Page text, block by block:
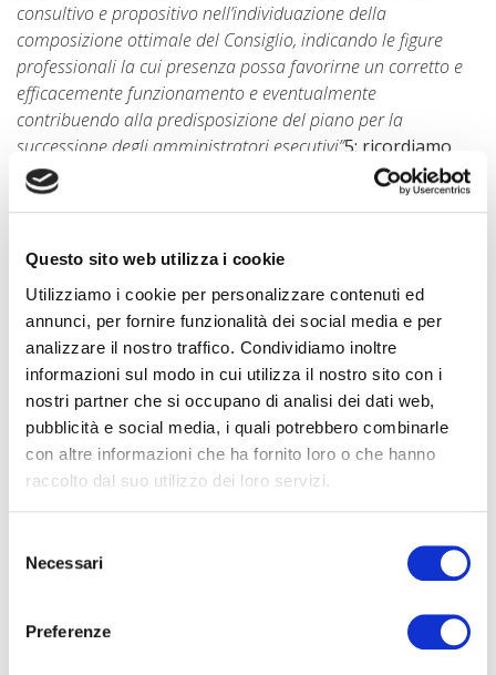
Questo sito web utilizza i cookie
Utilizziamo i cookie per personalizzare contenuti ed
annunci, per fornire funzionalità dei social media e per
analizzare il nostro traffico. Condividiamo inoltre
informazioni sul modo in cui utilizza il nostro sito con i
nostri partner che si occupano di analisi dei dati web,
pubblicità e social media, i quali potrebbero combinarle
con altre informazioni che ha fornito loro o che hanno
raccolto dal suo utilizzo dei loro servizi.
delNecessari
Preferenze
consultivo e propositivo nell’individuazione della
composizione ottimale del Consiglio, indicando le figure
professionali la cui presenza possa favorirne un corretto e
efficacemente funzionamento e eventualmente
contribuendo alla predisposizione del piano per la
successione degli amministratori esecutivi”5: ricordiamo
che nella fattispecie la struttura di proprietà di Banca
MPS prevede un socio di maggioranza relativa, la
34,94%. Al riguardo si rileva che il nuovo management
provveduto a istituire e a rendere operativo un
“Comitato Nomine e Remunerazioni”.
IV. Organismo di Vigilanza ex D. Lgs. n. 231/2001
Altro spunto di riflessione è poi la circostanza per la
quale nell’impianto di corporate governance prescelto
da MPS si è addivenuti a far coincider l’Organismo di
Vigilanza ex D. Lgs. n. 231/2001“Disciplina della
delle società e delle associazioni anche prive di personalità
giuridica”(art. 6, c. 1, lett. b) con il Comitato per il
composto integralmente da amministratori
indipendenti: il che, di per sé, non sarebbe contrario